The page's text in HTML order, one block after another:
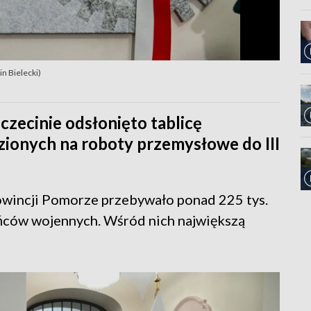
Bielecki)
odsłonięto tablicę
na roboty przemysłowe do III
Pomorze przebywało ponad 225 tys.
wojennych. Wśród nich największą